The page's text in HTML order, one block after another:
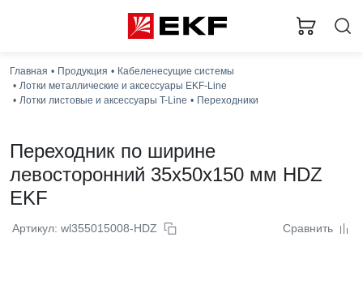
Главная Продукция
Кабеленесущие системы
Лотки металлические и аксессуары EKF-Line
Лотки листовые и аксессуары T-Line
Переходники
Переходник по ширине
левосторонний 35x50x150 мм HDZ
EKF
Артикул: wl355015008-HDZ Сравнить